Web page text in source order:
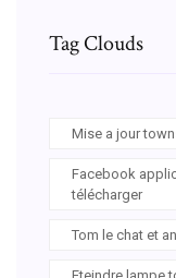
Tag Clouds
Mise a jour
Facebook
télécharger
Tom le chat et